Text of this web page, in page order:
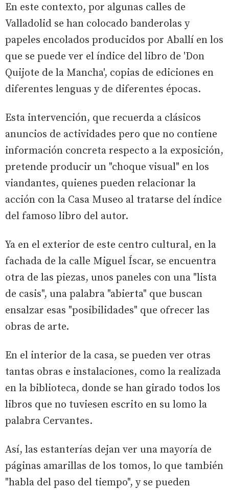
En este contexto, por algunas calles de
Valladolid se han colocado banderolas y
papeles encolados producidos por Aballí en los
que se puede ver el índice del libro de 'Don
Quijote de la Mancha', copias de ediciones en
diferentes lenguas y de diferentes épocas.
Esta intervención, que recuerda a clásicos
anuncios de actividades pero que no contiene
información concreta respecto a la exposición,
pretende producir un "choque visual" en los
viandantes, quienes pueden relacionar la
acción con la Casa Museo al tratarse del índice
del famoso libro del autor.
Ya en el exterior de este centro cultural, en la
fachada de la calle Miguel Íscar, se encuentra
otra de las piezas, unos paneles con una "lista
de casis", una palabra "abierta" que buscan
ensalzar esas "posibilidades" que ofrecer las
obras de arte.
En el interior de la casa, se pueden ver otras
tantas obras e instalaciones, como la realizada
en la biblioteca, donde se han girado todos los
libros que no tuviesen escrito en su lomo la
palabra Cervantes.
Así, las estanterías dejan ver una mayoría de
páginas amarillas de los tomos, lo que también
"habla del paso del tiempo", y se pueden